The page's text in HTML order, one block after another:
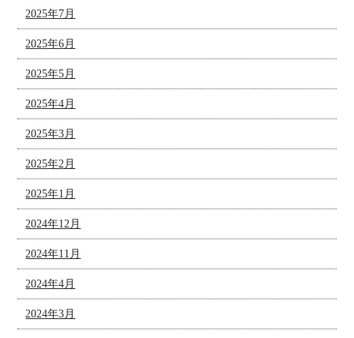
2025年7月
2025年6月
2025年5月
2025年4月
2025年3月
2025年2月
2025年1月
2024年12月
2024年11月
2024年4月
2024年3月